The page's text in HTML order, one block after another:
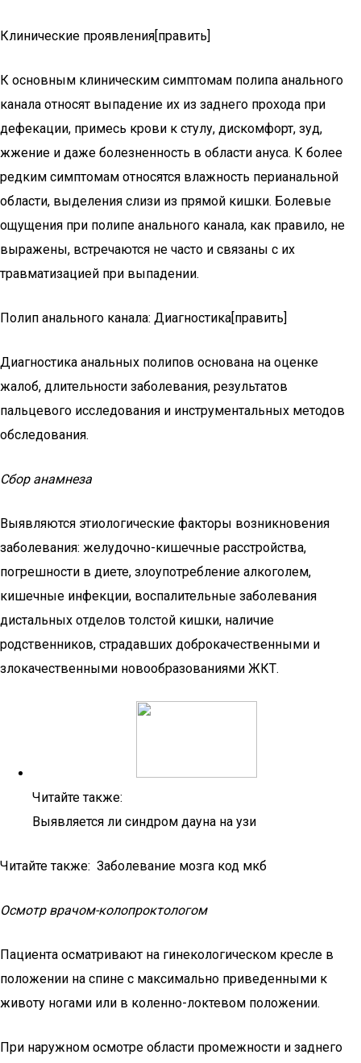
Клинические проявления[править]
К основным клиническим симптомам полипа анального
канала относят выпадение их из заднего прохода при
дефекации, примесь крови к стулу, дискомфорт, зуд,
жжение и даже болезненность в области ануса. К более
редким симптомам относятся влажность перианальной
области, выделения слизи из прямой кишки. Болевые
ощущения при полипе анального канала, как правило, не
выражены, встречаются не часто и связаны с их
травматизацией при выпадении.
Полип анального канала: Диагностика[править]
Диагностика анальных полипов основана на оценке
жалоб, длительности заболевания, результатов
пальцевого исследования и инструментальных методов
обследования.
Сбор анамнеза
Выявляются этиологические факторы возникновения
заболевания: желудочно-кишечные расстройства,
погрешности в диете, злоупотребление алкоголем,
кишечные инфекции, воспалительные заболевания
дистальных отделов толстой кишки, наличие
родственников, страдавших доброкачественными и
злокачественными новообразованиями ЖКТ.
Читайте также:
Выявляется ли синдром дауна на узи
Читайте также: Заболевание мозга код мкб
Осмотр врачом-колопроктологом
Пациента осматривают на гинекологическом кресле в
положении на спине с максимально приведенными к
животу ногами или в коленно-локтевом положении.
При наружном осмотре области промежности и заднего